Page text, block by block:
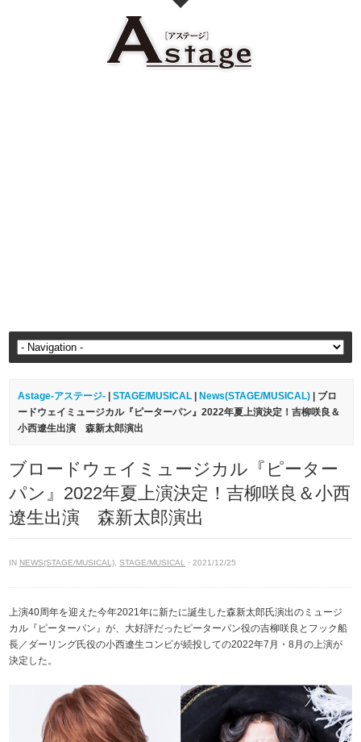
Astage-アステージ- |STAGE/MUSICAL News(STAGE/MUSICAL) | ブロ
ードウェイミュージカル『ピーターパン』2022年夏上演決定！吉柳咲良＆
小西遼生出演 森新太郎演出
ブロードウェイミュージカル『ピーター
パン』2022年夏上演決定！吉柳咲良＆小西
遼生出演 森新太郎演出
IN NEWS(STAGE/MUSICAL) ,STAGE/MUSICAL · 2021/12/25
上演40周年を迎えた今年2021年に新たに誕生した森新太郎氏演出のミュージ
カル『ピーターパン』が、大好評だったピーターパン役の吉柳咲良とフック船
長／ダーリング氏役の小西遼生コンビが続投しての2022年7月・8月の上演が
決定した。